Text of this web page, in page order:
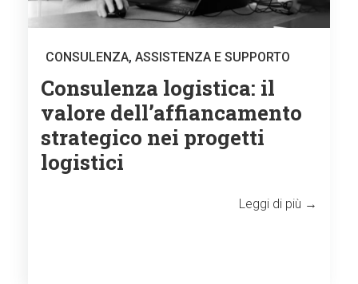
CONSULENZA, ASSISTENZA E SUPPORTO
Consulenza logistica: il
valore dell’affiancamento
strategico nei progetti
logistici
Leggi di più →